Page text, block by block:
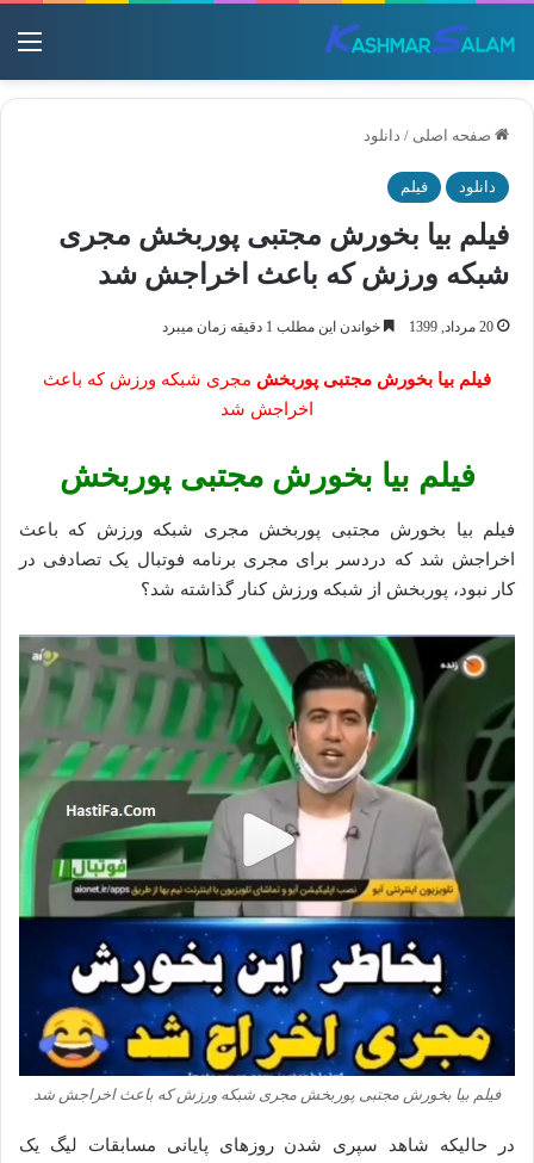
صفحه اصلی / دانلود
دانلود فیلم
فیلم بیا بخورش مجتبی پوربخش مجری
شبکه ورزش که باعث اخراجش شد
20 مرداد, 1399 خواندن این مطلب 1 دقیقه زمان میبرد
فیلم بیا بخورش مجتبی پوربخش مجری شبکه ورزش که باعث
اخراجش شد
فیلم بیا بخورش مجتبی پوربخش
فیلم بیا بخورش مجتبی پوربخش مجری شبکه ورزش که باعث
اخراجش شد که دردسر برای مجری برنامه فوتبال یک تصادفی در
کار نبود، پوربخش از شبکه ورزش کنار گذاشته شد؟
فیلم بیا بخورش مجتبی پوربخش مجری شبکه ورزش که باعث اخراجش شد
در حالیکه شاهد سپری شدن روزهای پایانی مسابقات لیگ یک